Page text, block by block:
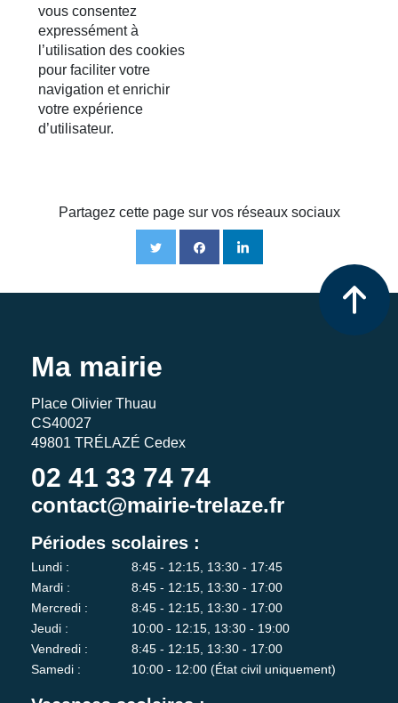
vous consentez
expressément à
l’utilisation des cookies
pour faciliter votre
navigation et enrichir
votre expérience
d’utilisateur.
Partagez cette page sur vos réseaux sociaux
Ma mairie
Place Olivier Thuau
CS40027
49801 TRÉLAZÉ Cedex
02 41 33 74 74
contact@mairie-trelaze.fr
Périodes scolaires :
Lundi :
8:45 - 12:15, 13:30 - 17:45
Mardi :
8:45 - 12:15, 13:30 - 17:00
Mercredi :
8:45 - 12:15, 13:30 - 17:00
Jeudi :
10:00 - 12:15, 13:30 - 19:00
Vendredi :
8:45 - 12:15, 13:30 - 17:00
Samedi :
10:00 - 12:00 (État civil uniquement)